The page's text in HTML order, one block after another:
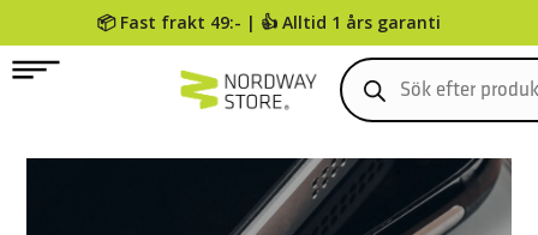
📦 Fast frakt 49:- | 👍 Alltid 1 års garanti
0